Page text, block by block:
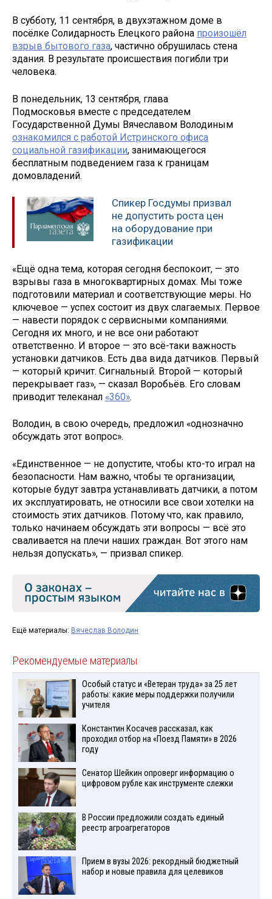
В субботу, 11 сентября, в двухэтажном доме в
посёлке Солидарность Елецкого района произошёл
взрыв бытового газа, частично обрушилась стена
здания. В результате происшествия погибли три
человека.
В понедельник, 13 сентября, глава
Подмосковья вместе с председателем
Государственной Думы Вячеславом Володиным
ознакомился с работой Истринского офиса
социальной газификации, занимающегося
бесплатным подведением газа к границам
домовладений.
Спикер Госдумы призвал
не допустить роста цен
на оборудование при
газификации
«Ещё одна тема, которая сегодня беспокоит, — это
взрывы газа в многоквартирных домах. Мы тоже
подготовили материал и соответствующие меры. Но
ключевое — успех состоит из двух слагаемых. Первое
— навести порядок с сервисными компаниями.
Сегодня их много, и не все они работают
ответственно. И второе — это всё-таки важность
установки датчиков. Есть два вида датчиков. Первый
— который кричит. Сигнальный. Второй — который
перекрывает газ», — сказал Воробьёв. Его словам
приводит телеканал «360».
Володин, в свою очередь, предложил «однозначно
обсуждать этот вопрос».
«Единственное — не допустите, чтобы кто-то играл на
безопасности. Нам важно, чтобы те организации,
которые будут завтра устанавливать датчики, а потом
их эксплуатировать, не относили все свои хотелки на
стоимость этих датчиков. Потому что, как правило,
только начинаем обсуждать эти вопросы — всё это
сваливается на плечи наших граждан. Вот этого нам
нельзя допускать», — призвал спикер.
Ещё материалы: Вячеслав Володин
Рекомендуемые материалы
Особый статус и «Ветеран труда» за 25 лет
работы: какие меры поддержки получили
учителя
Константин Косачев рассказал, как
проходил отбор на «Поезд Памяти» в 2026
году
Сенатор Шейкин опроверг информацию о
цифровом рубле как инструменте слежки
В России предложили создать единый
реестр агроагрегаторов
Прием в вузы 2026: рекордный бюджетный
набор и новые правила для целевиков